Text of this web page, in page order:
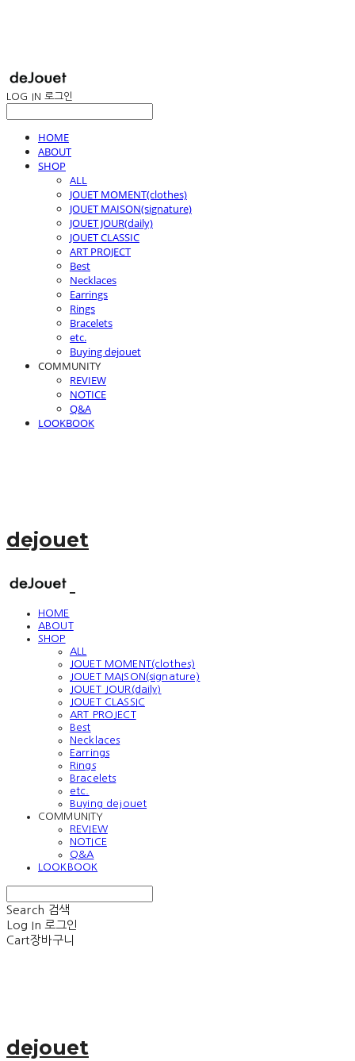
LOG IN 로그인
HOME
ABOUT
SHOP
ALL
JOUET MOMENT(clothes)
JOUET MAISON(signature)
JOUET JOUR(daily)
JOUET CLASSIC
ART PROJECT
Best
Necklaces
Earrings
Rings
Bracelets
etc.
Buying dejouet
COMMUNITY
REVIEW
NOTICE
Q&A
LOOKBOOK
dejouet
HOME
ABOUT
SHOP
ALL
JOUET MOMENT(clothes)
JOUET MAISON(signature)
JOUET JOUR(daily)
JOUET CLASSIC
ART PROJECT
Best
Necklaces
Earrings
Rings
Bracelets
etc.
Buying dejouet
COMMUNITY
REVIEW
NOTICE
Q&A
LOOKBOOK
Search 검색
Log In 로그인
Cart장바구니
dejouet